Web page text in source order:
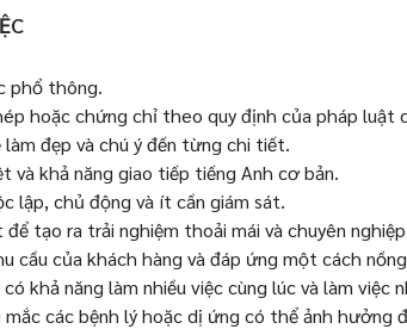
phổ thông.
hoặc chứng chỉ theo quy định của pháp luật
làm đẹp và chú ý đến từng chi tiết.
và khả năng giao tiếp tiếng Anh cơ bản.
lập, chủ động và ít cần giám sát.
tạo ra trải nghiệm thoải mái và chuyên
cầu của khách hàng và đáp ứng một cách
khả năng làm nhiều việc cùng lúc và làm việc
các bệnh lý hoặc dị ứng có thể ảnh hưởng